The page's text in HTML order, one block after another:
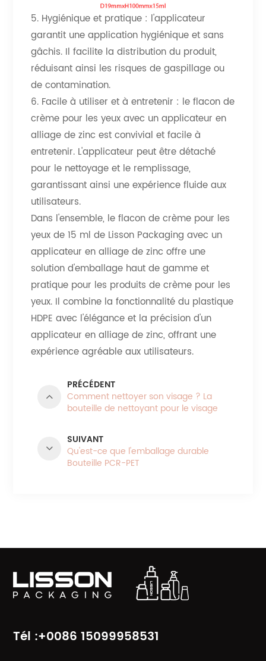
5. Hygiénique et pratique : l'applicateur
garantit une application hygiénique et sans
gâchis. Il facilite la distribution du produit,
réduisant ainsi les risques de gaspillage ou
de contamination.
6. Facile à utiliser et à entretenir : le flacon de
crème pour les yeux avec un applicateur en
alliage de zinc est convivial et facile à
entretenir. L'applicateur peut être détaché
pour le nettoyage et le remplissage,
garantissant ainsi une expérience fluide aux
utilisateurs.
Dans l'ensemble, le flacon de crème pour les
yeux de 15 ml de Lisson Packaging avec un
applicateur en alliage de zinc offre une
solution d'emballage haut de gamme et
pratique pour les produits de crème pour les
yeux. Il combine la fonctionnalité du plastique
HDPE avec l'élégance et la précision d'un
applicateur en alliage de zinc, offrant une
expérience agréable aux utilisateurs.
PRÉCÉDENT
Comment nettoyer son visage ? La
bouteille de nettoyant pour le visage
SUIVANT
Qu'est-ce que l'emballage durable
Bouteille PCR-PET
Tél :+0086 15099958531